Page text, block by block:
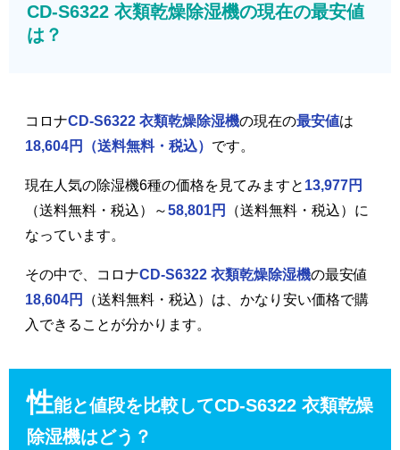
CD-S6322 衣類乾燥除湿機の現在の最安値
は？
コロナCD-S6322 衣類乾燥除湿機の現在の最安値は
18,604円
（送料無料・税込） です。
現在人気の除湿機6種の価格を見てみますと 13,977円
（送料無料・税込）～58,801円
（送料無料・税込）に
なっています。
その中で、コロナCD-S6322 衣類乾燥除湿機の最安値
18,604円
（送料無料・税込）は、かなり安い価格で購
入できることが分かります。
性能と値段を比較してCD-S6322 衣類乾燥
除湿機はどう？